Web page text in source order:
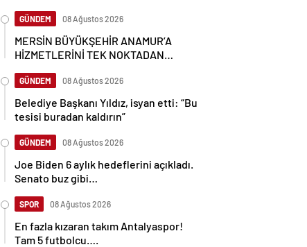
GÜNDEM 08 Ağustos 2026
MERSİN BÜYÜKŞEHİR ANAMUR’A
HİZMETLERİNİ TEK NOKTADAN
GÜNDEM 08 Ağustos 2026
Belediye Başkanı Yıldız, isyan etti: “Bu
tesisi buradan kaldırın”
GÜNDEM 08 Ağustos 2026
Joe Biden 6 aylık hedeflerini açıkladı.
Senato buz gibi…
SPOR 08 Ağustos 2026
En fazla kızaran takım Antalyaspor!
Tam 5 futbolcu….